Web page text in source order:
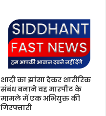
शादी का झांसा देकर शारीरिक
संबंध बनाने वह मारपीट के
मामले में एक अभियुक्त की
गिरफ्तारी